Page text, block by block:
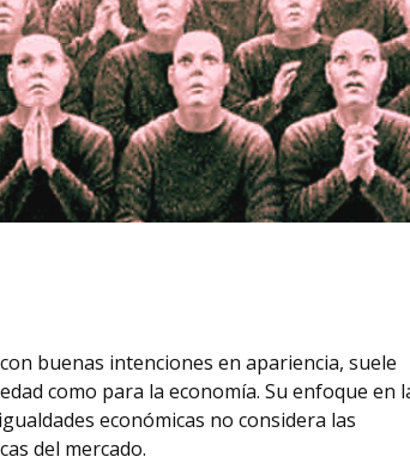
buenas intenciones en apariencia, suele
como para la economía. Su enfoque en
económicas no considera las
del mercado.